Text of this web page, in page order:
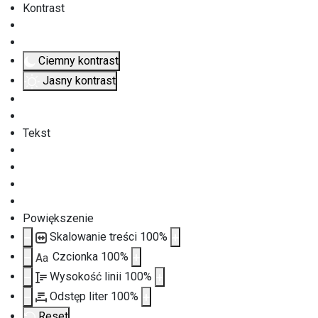
Kontrast
Ciemny kontrast
Jasny kontrast
Tekst
Powiększenie
Skalowanie treści 100%
Aa Czcionka 100%
Wysokość linii 100%
Odstęp liter 100%